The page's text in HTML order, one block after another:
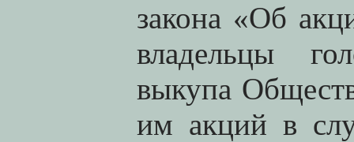
закона «Об
владельцы
выкупа
им акций в